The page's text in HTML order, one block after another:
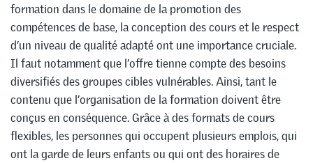
formation dans le domaine de la promotion des
compétences de base, la conception des cours et le respect
d’un niveau de qualité adapté ont une importance cruciale.
Il faut notamment que l’offre tienne compte des besoins
diversifiés des groupes cibles vulnérables. Ainsi, tant le
contenu que l’organisation de la formation doivent être
conçus en conséquence. Grâce à des formats de cours
flexibles, les personnes qui occupent plusieurs emplois, qui
ont la garde de leurs enfants ou qui ont des horaires de